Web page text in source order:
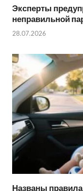
Эксперты
неправильной
28.07.2026
Названы правила